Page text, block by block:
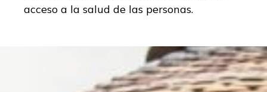
acceso a la salud de las personas.